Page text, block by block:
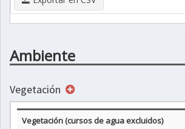
Ambiente
Vegetación
Vegetación (cursos de agua excluidos)